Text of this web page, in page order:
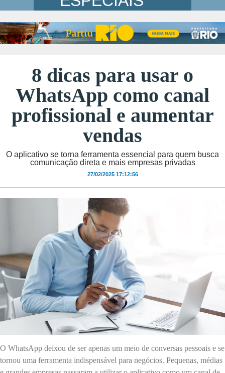
8 dicas para usar o
WhatsApp como canal
profissional e aumentar
vendas
O aplicativo se torna ferramenta essencial para quem busca
comunicação direta e mais empresas privadas
27/02/2025 17:12:56
O WhatsApp deixou de ser apenas um meio de conversas pessoais e se
tornou uma ferramenta indispensável para negócios. Pequenas, médias